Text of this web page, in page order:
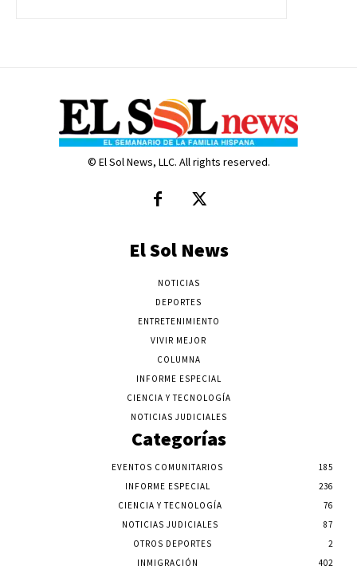
© El Sol News, LLC. All rights reserved.
El Sol News
NOTICIAS
DEPORTES
ENTRETENIMIENTO
VIVIR MEJOR
COLUMNA
INFORME ESPECIAL
CIENCIA Y TECNOLOGÍA
NOTICIAS JUDICIALES
Categorías
EVENTOS COMUNITARIOS
185
INFORME ESPECIAL
236
CIENCIA Y TECNOLOGÍA
76
NOTICIAS JUDICIALES
87
OTROS DEPORTES
2
INMIGRACIÓN
402